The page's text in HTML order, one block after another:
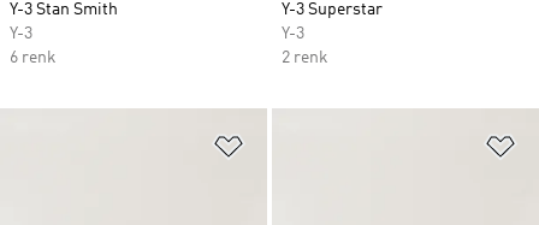
Y-3 Stan Smith
Y-3
6 renk
Y-3 Superstar
Y-3
2 renk